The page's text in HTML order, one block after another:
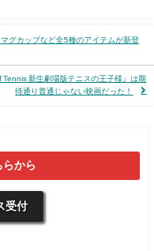
グカップなど全5種のアイテムが新登
新生劇場版テニスの王子様』は期
待通り普通じゃない映画だった！
から
受付